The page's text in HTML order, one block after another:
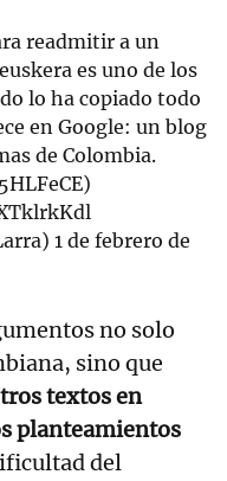
readmitir a un
es uno de los
lo ha copiado todo
en Google: un blog
de Colombia.
)
1 de febrero de
no solo
sino que
textos en
planteamientos
del